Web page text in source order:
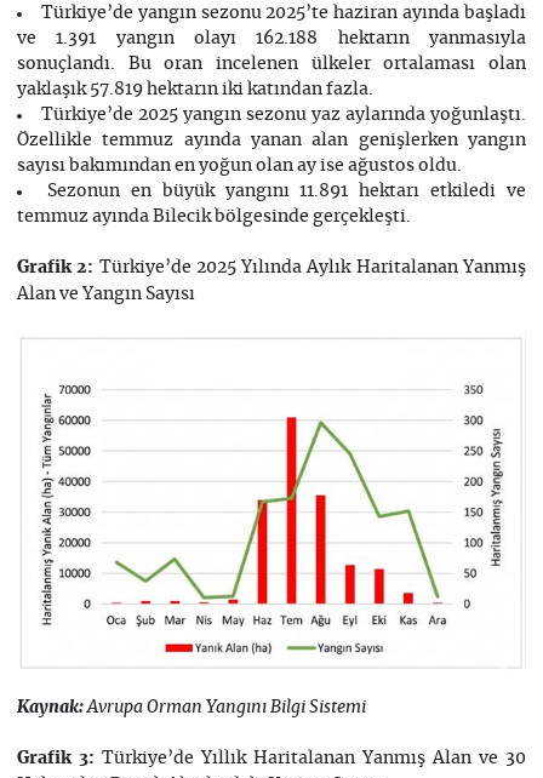
Türkiye’de yangın sezonu 2025’te haziran ayında başladı
ve 1.391 yangın olayı 162.188 hektarın yanmasıyla
sonuçlandı. Bu oran incelenen ülkeler ortalaması olan
yaklaşık 57.819 hektarın iki katından fazla.
Türkiye’de 2025 yangın sezonu yaz aylarında yoğunlaştı.
Özellikle temmuz ayında yanan alan genişlerken yangın
sayısı bakımından en yoğun olan ay ise ağustos oldu.
Sezonun en büyük yangını 11.891 hektarı etkiledi ve
temmuz ayında Bilecik bölgesinde gerçekleşti.
Grafik 2: Türkiye’de 2025 Yılında Aylık Haritalanan Yanmış
Alan ve Yangın Sayısı
Kaynak:Avrupa Orman Yangını Bilgi Sistemi
Grafik 3: Türkiye’de Yıllık Haritalanan Yanmış Alan ve 30